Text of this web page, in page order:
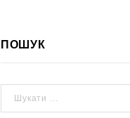
ПОШУК